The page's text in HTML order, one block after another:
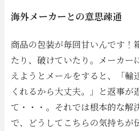
海外メーカーとの意思疎通
商品の包装が毎回甘いんです！
たり、破けていたり。メーカー
えようとメールをすると、「輸
くれるから大丈夫。」と返事が
て・・・。それでは根本的な解
で、どうしてこちらの気持ちが